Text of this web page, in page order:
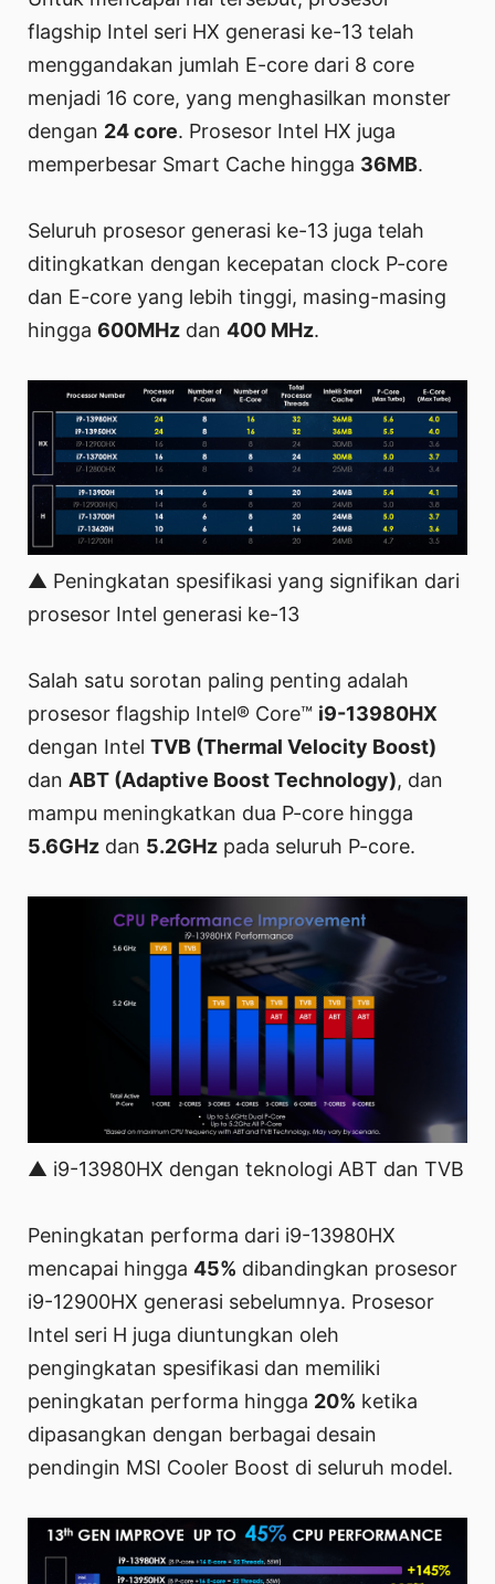
flagship Intel seri HX generasi ke-13 telah
menggandakan jumlah E-core dari 8 core
menjadi 16 core, yang menghasilkan monster
dengan 24 core. Prosesor Intel HX juga
memperbesar Smart Cache hingga 36MB.
Seluruh prosesor generasi ke-13 juga telah
ditingkatkan dengan kecepatan clock P-core
dan E-core yang lebih tinggi, masing-masing
hingga 600MHz dan 400 MHz.
▲ Peningkatan spesifikasi yang signifikan dari
prosesor Intel generasi ke-13
Salah satu sorotan paling penting adalah
prosesor flagship Intel® Core™ i9-13980HX
dengan Intel TVB (Thermal Velocity Boost)
dan ABT (Adaptive Boost Technology), dan
mampu meningkatkan dua P-core hingga
5.6GHz dan 5.2GHz pada seluruh P-core.
▲ i9-13980HX dengan teknologi ABT dan TVB
Peningkatan performa dari i9-13980HX
mencapai hingga 45% dibandingkan prosesor
i9-12900HX generasi sebelumnya. Prosesor
Intel seri H juga diuntungkan oleh
pengingkatan spesifikasi dan memiliki
peningkatan performa hingga 20% ketika
dipasangkan dengan berbagai desain
pendingin MSI Cooler Boost di seluruh model.